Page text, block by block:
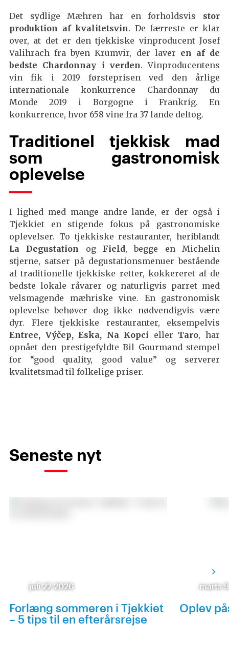
Det sydlige Mæhren har en forholdsvis stor
produktion af kvalitetsvin. De færreste er klar
over, at det er den tjekkiske vinproducent Josef
Valihrach fra byen Krumvir, der laver en af de
bedste Chardonnay i verden. Vinproducentens
vin fik i 2019 førsteprisen ved den årlige
internationale konkurrence Chardonnay du
Monde 2019 i Borgogne i Frankrig. En
konkurrence, hvor 658 vine fra 37 lande deltog.
Traditionel tjekkisk mad
som gastronomisk
oplevelse
I lighed med mange andre lande, er der også i
Tjekkiet en stigende fokus på gastronomiske
oplevelser. To tjekkiske restauranter, heriblandt
La Degustation
og Field, begge en Michelin
stjerne, satser på degustationsmenuer bestående
af traditionelle tjekkiske retter, kokkereret af de
bedste lokale råvarer og naturligvis parret med
velsmagende mæhriske vine. En gastronomisk
oplevelse behøver dog ikke nødvendigvis være
dyr. Flere tjekkiske restauranter, eksempelvis
Entree, Výčep, Eska, Na Kopci eller Taro, har
opnået den prestigefyldte Bil Gourmand stempel
for “good quality, good value” og serverer
kvalitetsmad til folkelige priser.
Seneste nyt
juli 22 2026
Forlæng sommeren i Tjekkiet
– 5 tips til en efterårsrejse
marts
Oplev